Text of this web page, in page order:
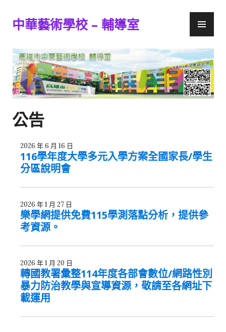
至
主
內
容
中華藝術學校 – 輔導室
公告
2026 年 6 月 16 日
116學年度大學多元入學方案全國家長/學生
分區說明會
2026 年 1 月 27 日
樂學網提供免費115學測落點分析，提供參
考資源。
2026 年 1 月 20 日
轉國教署彙整114年度各部會數位/網路性別
暴力防治教學與宣導資源，敬請至各網址下
載運用